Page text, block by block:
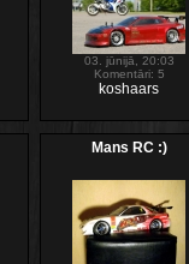
03. jūnijā, 20:03
Komentāri: 5
koshaars
Mans RC :)